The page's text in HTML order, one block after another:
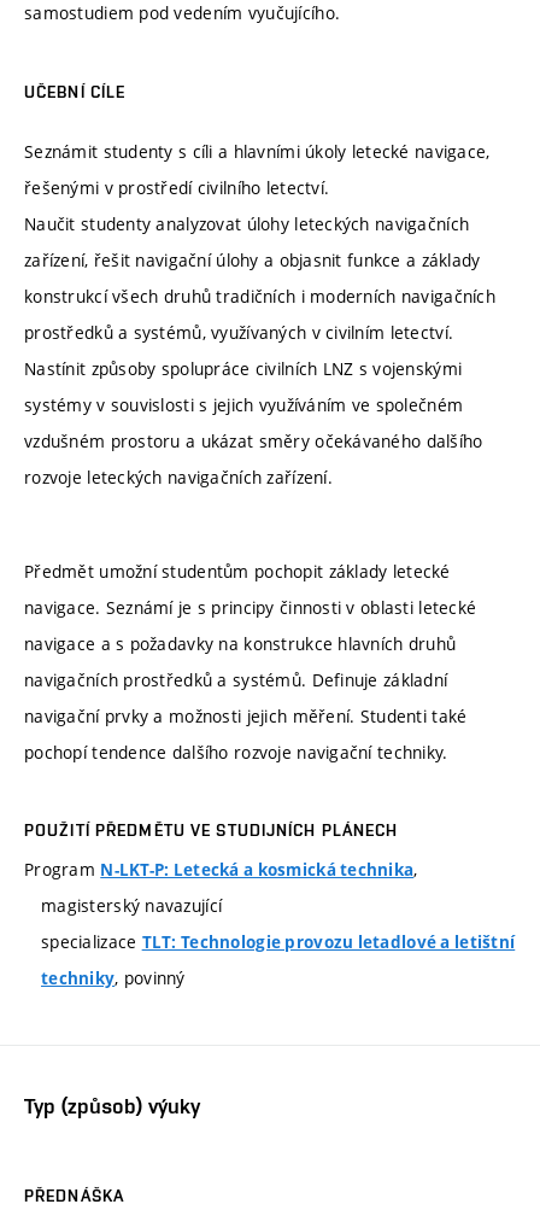
samostudiem pod vedením vyučujícího.
UČEBNÍ CÍLE
Seznámit studenty s cíli a hlavními úkoly letecké navigace,
řešenými v prostředí civilního letectví.
Naučit studenty analyzovat úlohy leteckých navigačních
zařízení, řešit navigační úlohy a objasnit funkce a základy
konstrukcí všech druhů tradičních i moderních navigačních
prostředků a systémů, využívaných v civilním letectví.
Nastínit způsoby spolupráce civilních LNZ s vojenskými
systémy v souvislosti s jejich využíváním ve společném
vzdušném prostoru a ukázat směry očekávaného dalšího
rozvoje leteckých navigačních zařízení.
Předmět umožní studentům pochopit základy letecké
navigace. Seznámí je s principy činnosti v oblasti letecké
navigace a s požadavky na konstrukce hlavních druhů
navigačních prostředků a systémů. Definuje základní
navigační prvky a možnosti jejich měření. Studenti také
pochopí tendence dalšího rozvoje navigační techniky.
POUŽITÍ PŘEDMĚTU VE STUDIJNÍCH PLÁNECH
Program N-LKT-P: Letecká a kosmická technika,
magisterský navazující
specializace TLT: Technologie provozu letadlové a letištní
techniky, povinný
Typ (způsob) výuky
PŘEDNÁŠKA